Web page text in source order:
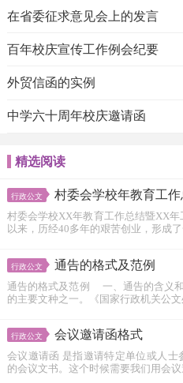
在省委征求意见会上的发言
百年校庆宣传工作例会纪要
外贸信函的实例
中学六十周年校庆邀请函
精选阅读
行政公文 村委会学校年教育工
村委会学校XX年教育工作总结暨XX
以来，历经40多年的艰苦创业，形成
行政公文 通告的格式及范例
通告的格式及范例 一、通告的含义
的主要文种之一。《国家行政机关公文
行政公文 会议邀请函格式
会议邀请函 是指邀请特定单位或人士
的会议文书。这个时候需要我们用会